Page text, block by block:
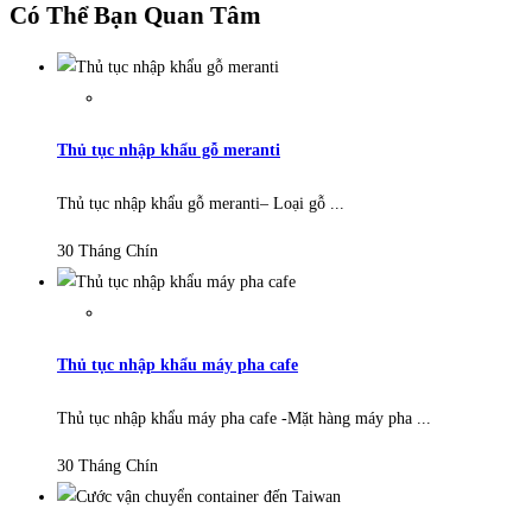
Có Thể Bạn Quan Tâm
Thủ tục nhập khẩu gỗ meranti
Thủ tục nhập khẩu gỗ meranti– Loại gỗ ...
30 Tháng Chín
Thủ tục nhập khẩu máy pha cafe
Thủ tục nhập khẩu máy pha cafe -Mặt hàng máy pha ...
30 Tháng Chín